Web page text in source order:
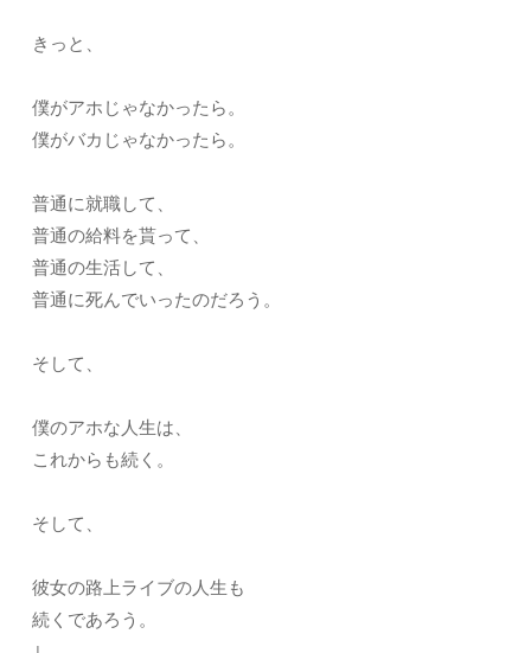
きっと、
僕がアホじゃなかったら。
僕がバカじゃなかったら。
普通に就職して、
普通の給料を貰って、
普通の生活して、
普通に死んでいったのだろう。
そして、
僕のアホな人生は、
これからも続く。
そして、
彼女の路上ライブの人生も
続くであろう。